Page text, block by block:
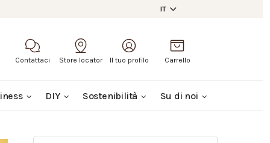
IT
Contattaci Store locator Il tuo profilo Carrello
DIY Sostenibilità Su di noi
Questo è un campo di ricerca con una